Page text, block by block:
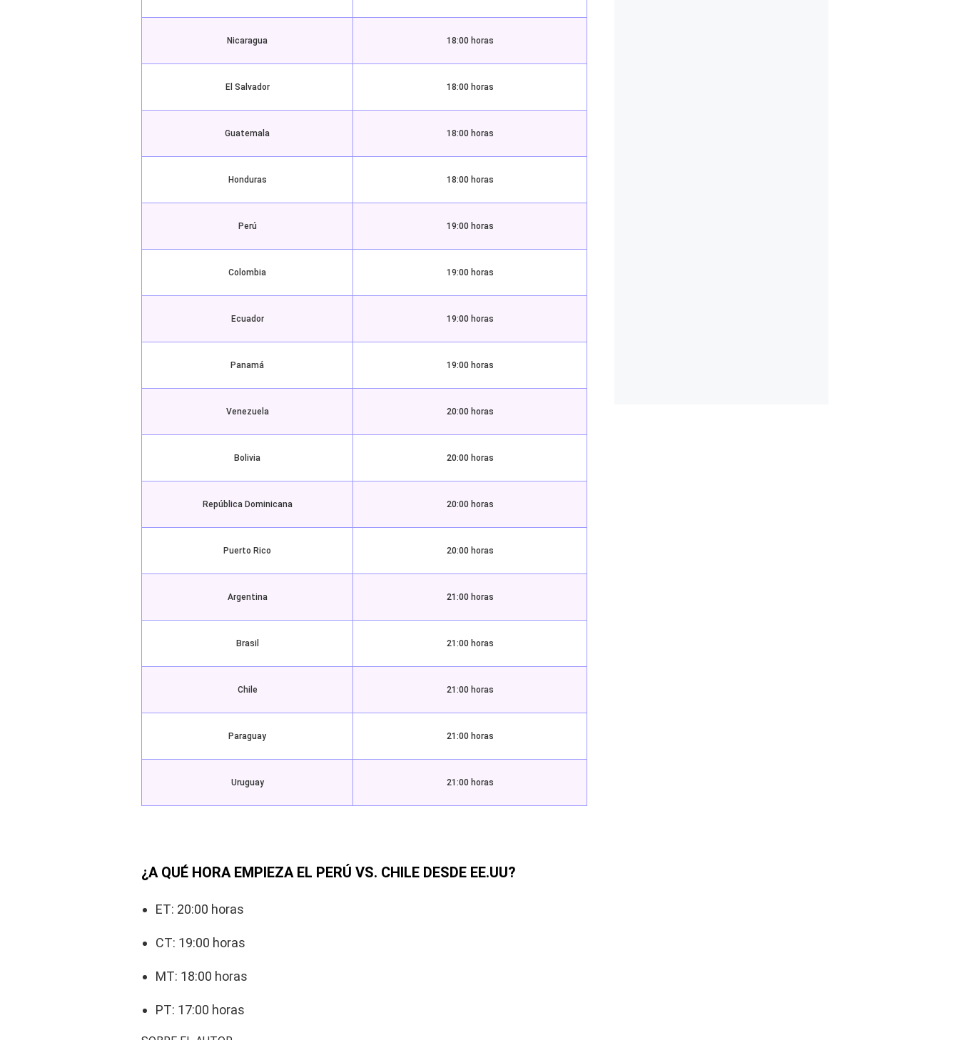
Nicaragua 18:00 horas
El Salvador 18:00 horas
Guatemala 18:00 horas
Honduras 18:00 horas
Perú 19:00 horas
Colombia 19:00 horas
Ecuador 19:00 horas
Panamá 19:00 horas
Venezuela 20:00 horas
Bolivia 20:00 horas
República Dominicana 20:00 horas
Puerto Rico 20:00 horas
Argentina 21:00 horas
Brasil 21:00 horas
Chile 21:00 horas
Paraguay 21:00 horas
Uruguay 21:00 horas
¿A QUÉ HORA EMPIEZA EL PERÚ VS. CHILE DESDE EE.UU?
ET: 20:00 horas
CT: 19:00 horas
MT: 18:00 horas
PT: 17:00 horas